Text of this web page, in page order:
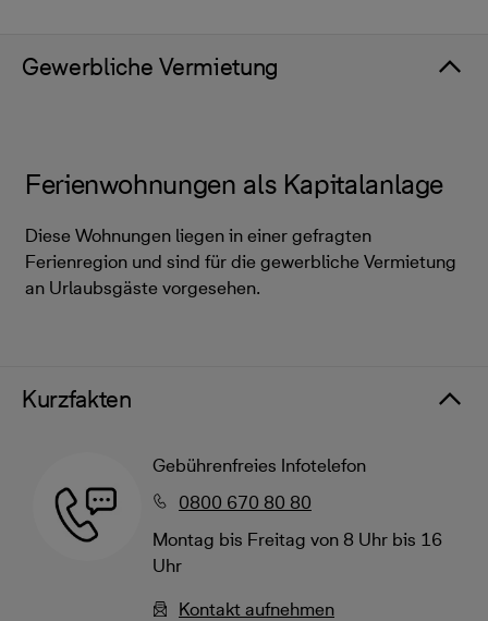
Gewerbliche Vermietung
Ferienwohnungen als Kapitalanlage
Diese Wohnungen liegen in einer gefragten
Ferienregion und sind für die gewerbliche Vermietung
an Urlaubsgäste vorgesehen.
Kurzfakten
Gebührenfreies Infotelefon
0800 670 80 80
Montag bis Freitag von 8 Uhr bis 16
Uhr
Kontakt aufnehmen